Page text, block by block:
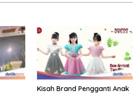
Kisah Brand Pengganti Anak